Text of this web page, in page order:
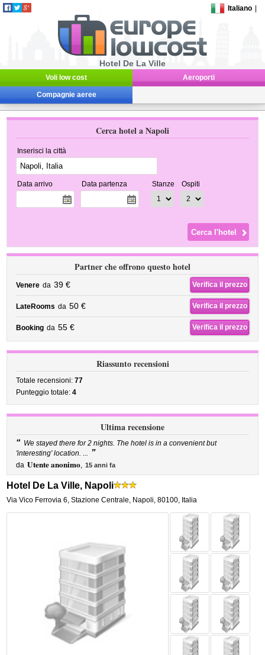
Italiano
Hotel De La Ville
Voli low cost Aeroporti
Compagnie aeree
Cerca hotel a Napoli
Inserisci la città
Data arrivo Data partenza Stanze Ospiti
Partner che offrono questo hotel
Venere da 39 € Verifica il prezzo
LateRooms da 50 € Verifica il prezzo
Booking da 55 € Verifica il prezzo
Riassunto recensioni
Totale recensioni:77
Punteggio totale:4
Ultima recensione
“ We stayed there for 2 nights. The hotel is in a convenient but
'interesting' location. ... ”
da Utente anonimo, 15 anni fa
Hotel De La Ville, Napoli
Via Vico Ferrovia 6,Stazione Centrale, Napoli,80100, Italia